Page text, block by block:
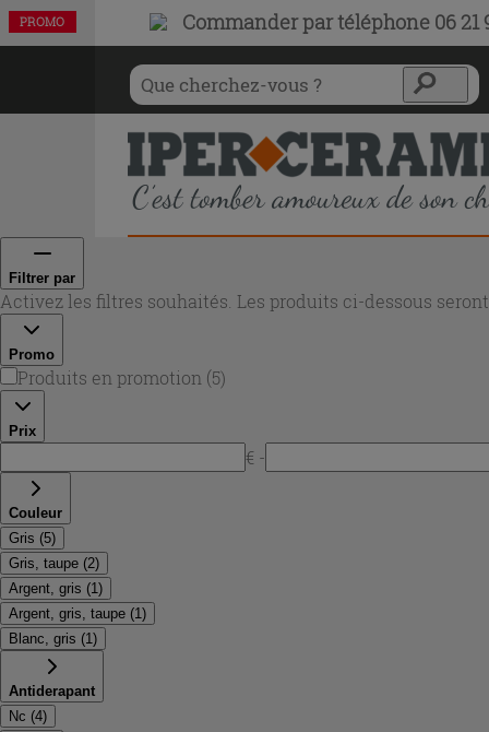
Commander par téléphone 06 21
Filtrer par
Activez les filtres souhaités. Les produits ci-dessous
Promo
Produits en promotion (5)
Prix
€ -
Couleur
Gris (5)
Gris, taupe (2)
Argent, gris (1)
Argent, gris, taupe (1)
Blanc, gris (1)
Antiderapant
Nc (4)
PROMO
PROMO
PROMO
PROMO
PROMO